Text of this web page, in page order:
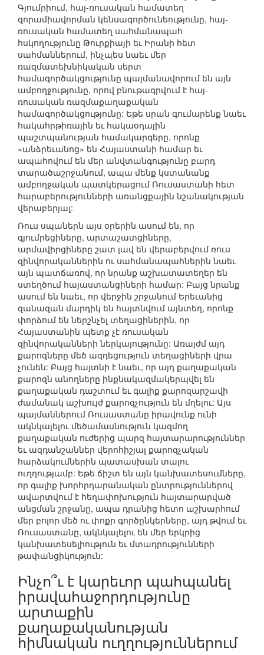
Գյումրիում, հայ-ռուսական համատեղ
զորամիավորման կենսագործունեությունը, հայ-
ռուսական համատեղ սահմանապահ
հսկողությունը Թուրքիայի եւ Իրանի հետ
սահմաններում, ինչպես նաեւ մեր
ռազմատեխնիկական սերտ
համագործակցությունը պայմանավորում են այն
ամբողջությունը, որով բնութագրվում է հայ-
ռուսական ռազմաքաղաքական
համագործակցությունը: Եթե սրան գումարենք նաեւ
հակահրթիռային եւ հակաօդային
պաշտպանության համակարգերը, որոնք
«անձրեւանոց» են Հայաստանի համար եւ
ապահովում են մեր անվտանգությունը բարդ
տարածաշրջանում, ապա մենք կստանանք
ամբողջական պատկերացում Ռուսաստանի հետ
հարաբերությունների առանցքային նշանակության
վերաբերյալ:
Ռուս սպաներն այս օրերին ասում են, որ
գյումրեցիները, արտաշատցիները,
արմավիրցիները շատ լավ են վերաբերվում ռուս
զինվորականներին ու սահմանապահներին նաեւ
այն պատճառով, որ նրանք աշխատատեղեր են
ստեղծում հայաստանցիների համար: Բայց նրանք
ասում են նաեւ, որ վերջին շրջանում Երեւանից
զանազան մարդիկ են հայտնվում այնտեղ, որոնք
փորձում են ներշնչել տեղացիներին, որ
Հայաստանին պետք չէ ռուսական
զինվորականների ներկայությունը: Առայժմ այդ
քարոզները մեծ ազդեցություն տեղացիների վրա
չունեն: Բայց հայտնի է նաեւ, որ այդ քաղաքական
քարոզն անողները ինքնակազմակերպվել են
քաղաքական դաշտում եւ գալիք քարոզարշավի
ժամանակ աշխույժ քարոզչություն են մղելու: Այս
պայմաններում Ռուսաստանը իրավունք ունի
ակնկալելու մեծամասնություն կազմող
քաղաքական ուժերից պարզ հայտարարություններ
եւ ազդանշաններ վերոհիշյալ քարոզչական
հարձակումներին պատասխան տալու
ուղղությամբ: Եթե ճիշտ են այն կանխատեսումները,
որ գալիք խորհրդարանական ընտրություններով
ավարտվում է հեղափոխություն հայտարարված
անցման շրջանը, ապա դրանից հետո աշխարհում
մեր բոլոր մեծ ու փոքր գործընկերները, այդ թվում եւ
Ռուսաստանը, ակնկալելու են մեր երկրից
կանխատեսելիություն եւ մտադրությունների
թափանցիկություն:
Ինչո՞ւ է կարեւոր պահպանել
իրավահաջորդությունը
արտաքին
քաղաքականության
հիմնական ուղղություններում